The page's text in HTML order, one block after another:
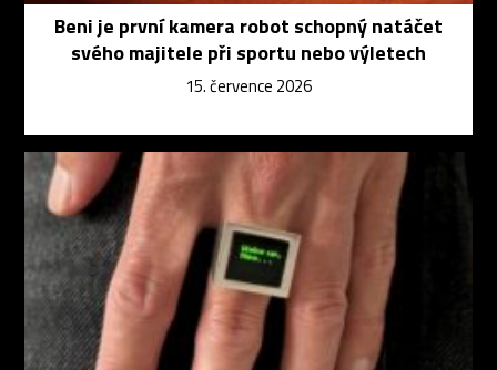
Beni je první kamera robot schopný natáčet
svého majitele při sportu nebo výletech
15. července 2026